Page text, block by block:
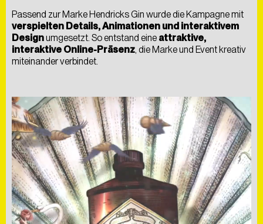
Passend zur Marke Hendricks Gin wurde die Kampagne mit
verspielten Details, Animationen und interaktivem
Designumgesetzt. So entstand eine attraktive,
interaktive Online-Präsenz, die Marke und Event kreativ
miteinander verbindet.
AlskreativeDigitalagenturentwickeln wirLösungen,die
nichtnurbegeistern, sondernauchmessbareErgebnisse